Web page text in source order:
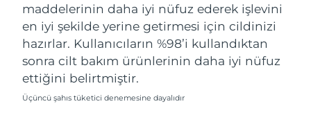
maddelerinin daha iyi nüfuz ederek işlevini
en iyi şekilde yerine getirmesi için cildinizi
hazırlar. Kullanıcıların %98’i kullandıktan
sonra cilt bakım ürünlerinin daha iyi nüfuz
ettiğini belirtmiştir.
Üçüncü şahıs tüketici denemesine dayalıdır
Amerika Birleşik
Devletleri
Tahmini teslim tarihi
11/08/2026
Özbekistan
Tahmini teslim tarihi
15/08/2026
Vietnam